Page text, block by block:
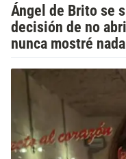
Ángel de Brito se
decisión de no
nunca mostré